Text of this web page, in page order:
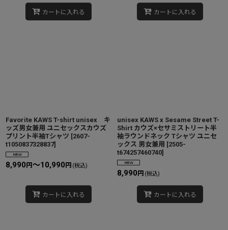
カートに入れる カートに入れる
Favorite KAWS T-shirt unisex キ
ッズ男女兼用 ユニセックスカウズ
プリント半袖Tシャツ [2607-
t1050837328837]
8,990 円 ～10,990 円 (税込)
カートに入れる
unisex KAWS x Sesame Street T-
Shirt カウズ×セサミストリート半
袖ラウンドネック Tシャツ ユニセ
ックス 男女兼用 [2505-
t674257460740]
8,990 円 (税込)
カートに入れる